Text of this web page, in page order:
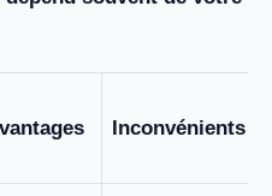
Inconvénients